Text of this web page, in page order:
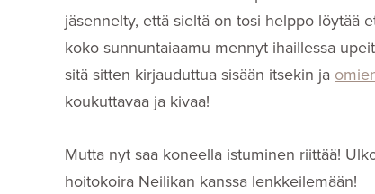
jäsennelty, että sieltä on tosi helppo löytää
koko sunnuntaiaamu mennyt ihaillessa
sitä sitten kirjauduttua sisään itsekin ja
koukuttavaa ja kivaa!
Mutta nyt saa koneella istuminen riittää!
hoitokoira Neilikan kanssa lenkkeilemään!